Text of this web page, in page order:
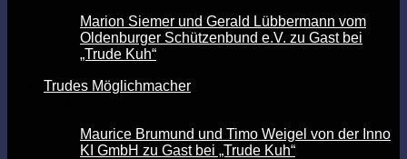
Marion Siemer und Gerald Lübbermann vom
Oldenburger Schützenbund e.V. zu Gast bei
„Trude Kuh“
Trudes Möglichmacher
Maurice Brumund und Timo Weigel von der Inno
KI GmbH zu Gast bei „Trude Kuh“